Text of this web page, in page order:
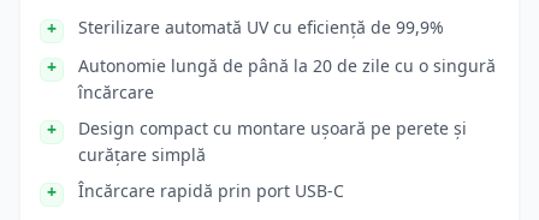
Sterilizare automată UV cu eficiență de 99,9%
Autonomie lungă de până la 20 de zile cu o singură
încărcare
Design compact cu montare ușoară pe perete și
curățare simplă
Încărcare rapidă prin port USB-C